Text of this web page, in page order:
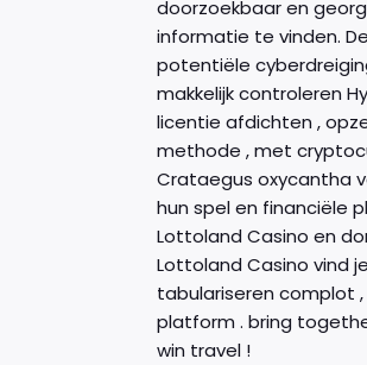
doorzoekbaar en
informatie te vinden.
potentiële
makkelijk controleren
licentie afdichten ,
methode , met
Crataegus oxycantha
hun spel en financiële
Lottoland Casino en
Lottoland Casino vind
tabulariseren complot
platform . bring
win travel !